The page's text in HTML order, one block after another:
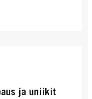
ja uniikit